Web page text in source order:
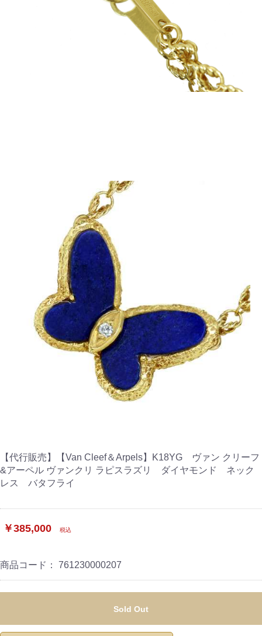
【代行販売】【Van Cleef＆Arpels】K18YG ヴァン クリーフ
&アーペル ヴァンクリ ラピスラズリ ダイヤモンド ネック
レス バタフライ
￥385,000 税込
商品コード： 761230000207
Sold Out